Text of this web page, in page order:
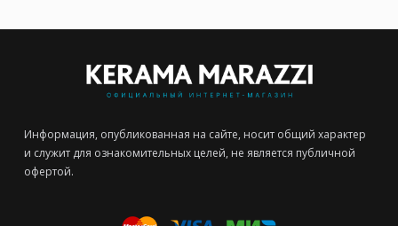
Информация, опубликованная на сайте, носит общий характер
и служит для ознакомительных целей, не является публичной
офертой.